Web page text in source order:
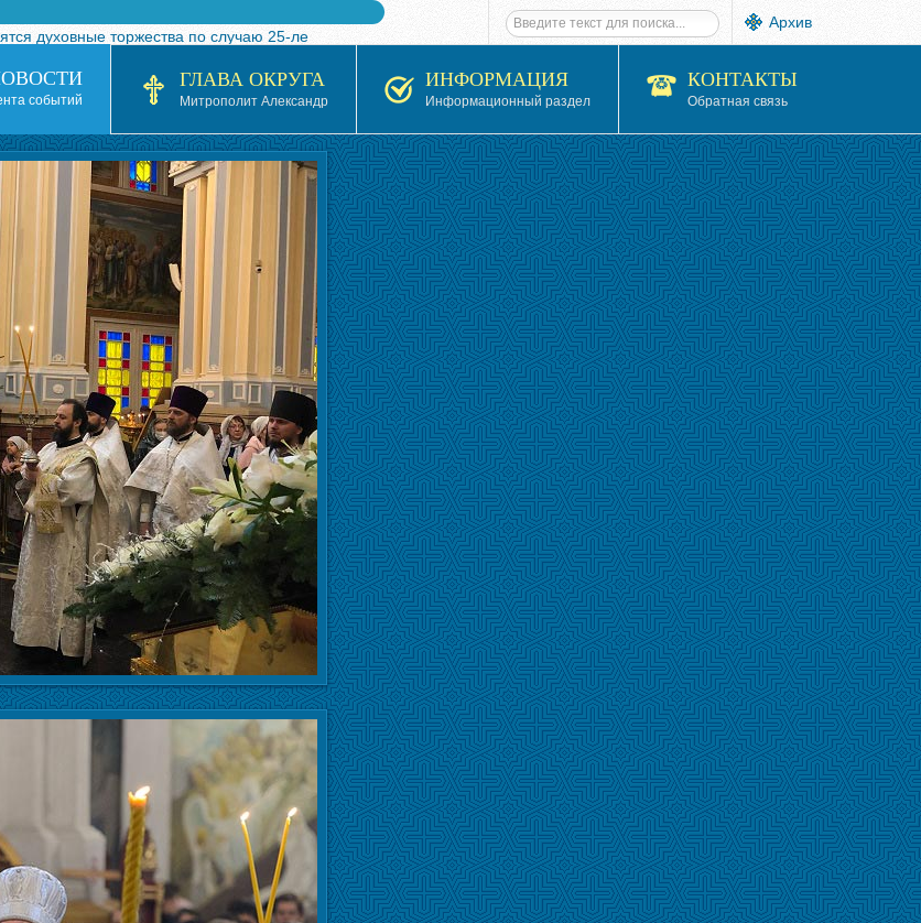
духовные торжества по случаю 25-ле
волейболу, посвященного 25-летию обр
Русской Православной Церкви в 1927–19
на 2026-2027 учебный год
Архив
событий
ГЛАВА ОКРУГА
Митрополит Александр
ИНФОРМАЦИЯ
Информационный раздел
КОНТАКТЫ
Обратная связь